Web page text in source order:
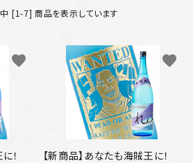
ぶ
ぶ
[1-7] 商品を表示しています
に！
favorite
【新商品】あなたも海賊王に！
favorite